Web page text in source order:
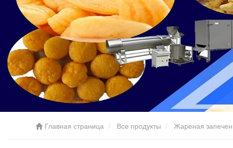
Главная страница Все продукты Жареная